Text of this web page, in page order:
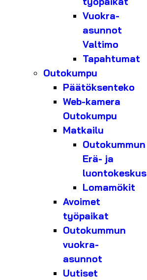
Vuokra-
asunnot
Valtimo
Tapahtumat
Outokumpu
Päätöksenteko
Web-kamera
Outokumpu
Matkailu
Outokummun
Erä- ja
luontokeskus
Lomamökit
Avoimet
työpaikat
Outokummun
vuokra-
asunnot
Uutiset